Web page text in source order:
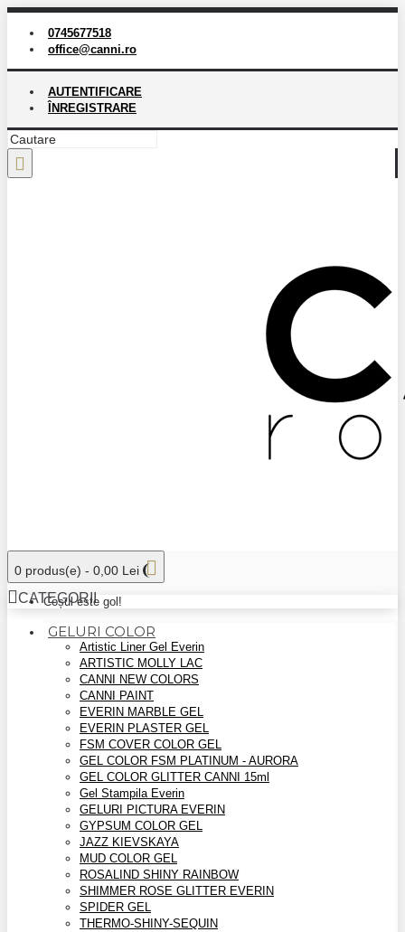
0745677518
office@canni.ro
AUTENTIFICARE
ÎNREGISTRARE
0 produs(e) - 0,00 Lei
Coșul este gol!
CATEGORII
GELURI COLOR
Artistic Liner Gel Everin
ARTISTIC MOLLY LAC
CANNI NEW COLORS
CANNI PAINT
EVERIN MARBLE GEL
EVERIN PLASTER GEL
FSM COVER COLOR GEL
GEL COLOR FSM PLATINUM - AURORA
GEL COLOR GLITTER CANNI 15ml
Gel Stampila Everin
GELURI PICTURA EVERIN
GYPSUM COLOR GEL
JAZZ KIEVSKAYA
MUD COLOR GEL
ROSALIND SHINY RAINBOW
SHIMMER ROSE GLITTER EVERIN
SPIDER GEL
THERMO-SHINY-SEQUIN